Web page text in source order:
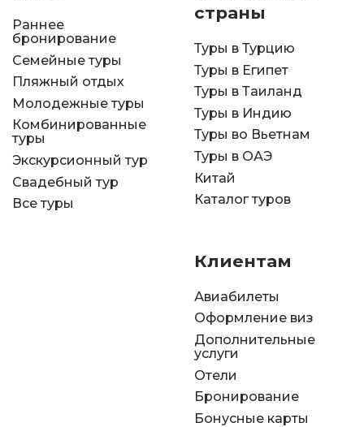
Раннее
бронирование
Семейные туры
Пляжный отдых
Молодежные туры
Комбинированные
туры
Экскурсионный тур
Свадебный тур
Все туры
страны
Туры в Турцию
Туры в Египет
Туры в Таиланд
Туры в Индию
Туры во Вьетнам
Туры в ОАЭ
Китай
Каталог туров
Клиентам
Авиабилеты
Оформление виз
Дополнительные
услуги
Отели
Бронирование
Бонусные карты